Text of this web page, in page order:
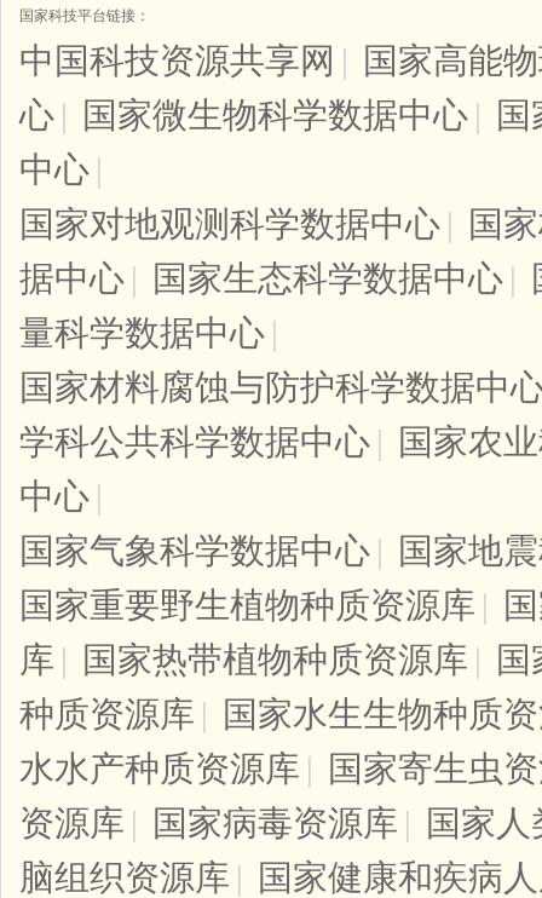
国家科技平台链接：
中国科技资源共享网 | 国家高能
心 | 国家微生物科学数据中心 |
中心 |
国家对地观测科学数据中心 | 国
据中心 | 国家生态科学数据中心 |
量科学数据中心 |
国家材料腐蚀与防护科学数据中
学科公共科学数据中心 | 国家农
中心 |
国家气象科学数据中心 | 国家地
国家重要野生植物种质资源库 |
库 | 国家热带植物种质资源库 |
种质资源库 | 国家水生生物种质
水水产种质资源库 | 国家寄生虫
资源库 | 国家病毒资源库 | 国家
脑组织资源库 | 国家健康和疾病